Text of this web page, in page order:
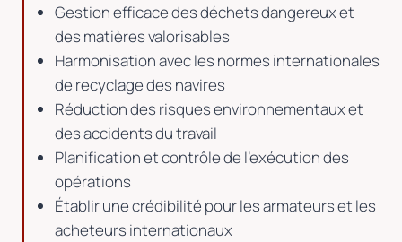
Gestion efficace des déchets dangereux et
des matières valorisables
Harmonisation avec les normes internationales
de recyclage des navires
Réduction des risques environnementaux et
des accidents du travail
Planification et contrôle de l’exécution des
opérations
Établir une crédibilité pour les armateurs et les
acheteurs internationaux